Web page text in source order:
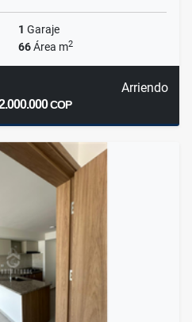
1 Garaje
66Área m2
Arriendo
COP